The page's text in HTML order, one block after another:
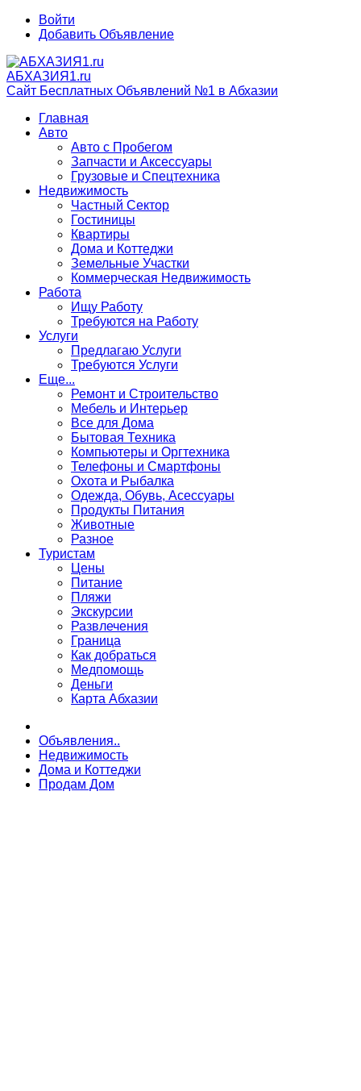
Войти
Добавить Объявление
АБХАЗИЯ1.ru
Сайт Бесплатных Объявлений №1 в Абхазии
Главная
Авто
Авто с Пробегом
Запчасти и Аксессуары
Грузовые и Спецтехника
Недвижимость
Частный Сектор
Гостиницы
Квартиры
Дома и Коттеджи
Земельные Участки
Коммерческая Недвижимость
Работа
Ищу Работу
Требуются на Работу
Услуги
Предлагаю Услуги
Требуются Услуги
Еще...
Ремонт и Строительство
Мебель и Интерьер
Все для Дома
Бытовая Техника
Компьютеры и Оргтехника
Телефоны и Смартфоны
Охота и Рыбалка
Одежда, Обувь, Асессуары
Продукты Питания
Животные
Разное
Туристам
Цены
Питание
Пляжи
Экскурсии
Развлечения
Граница
Как добраться
Медпомощь
Деньги
Карта Абхазии
Объявления..
Недвижимость
Дома и Коттеджи
Продам Дом